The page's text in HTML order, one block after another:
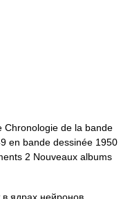
de la bande
en bande dessinée 1950
2 Nouveaux albums